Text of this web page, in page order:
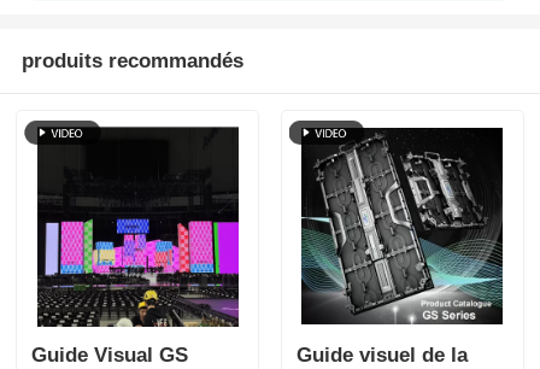
produits recommandés
Guide Visual GS
Guide visuel de la